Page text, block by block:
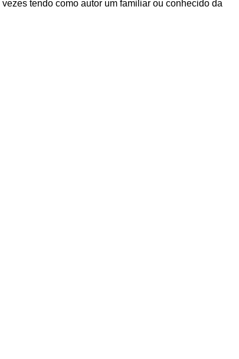
tendo como autor um familiar ou conhecido da